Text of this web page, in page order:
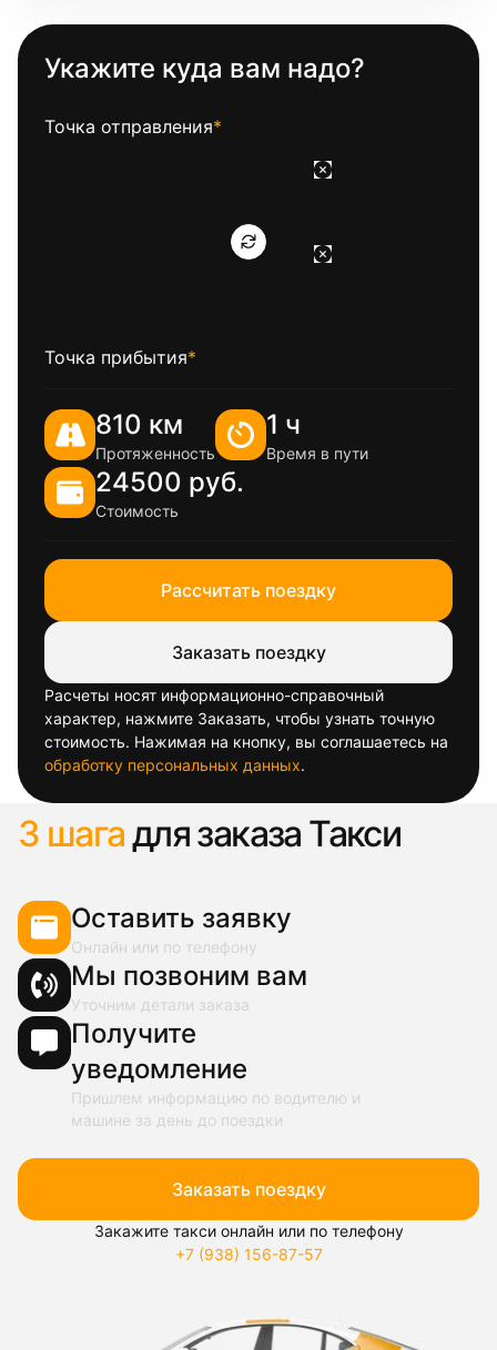
Укажите куда вам надо?
Точка отправления*
Точка прибытия*
810 км
Протяженность
1 ч
Время в пути
24500 руб.
Стоимость
Рассчитать поездку
Заказать поездку
Расчеты носят информационно-справочный
характер, нажмите Заказать, чтобы узнать точную
стоимость. Нажимая на кнопку, вы соглашаетесь на
обработку персональных данных.
3 шагадля заказа Такси
Оставить заявку
Онлайн или по телефону
Мы позвоним вам
Уточним детали заказа
Получите
уведомление
Пришлем информацию по водителю и
машине за день до поездки
Заказать поездку
Закажите такси онлайн или по телефону
+7 (938) 156-87-57